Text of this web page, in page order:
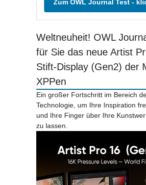
Zum OWL Journal Test -
Weltneuheit! OWL
für Sie das neue Artist
Stift-Display (Gen2) der
XPPen
Ein großer Fortschritt im Bereich
Technologie, um Ihre Inspiration
und Ihre Finger über Ihre
zu lassen.